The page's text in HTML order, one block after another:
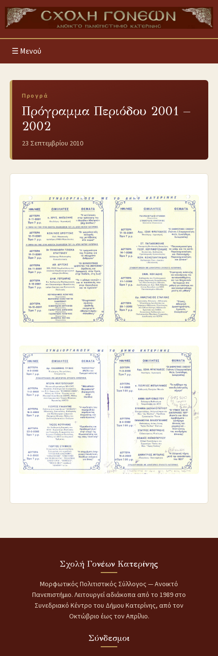
Μενού
Προγρά
Πρόγραμμα Περιόδου 2001 –
2002
23 Σεπτεμβρίου 2010
Σχολή Γονέων Κατερίνης
Μορφωτικός Πολιτιστικός Σύλλογος — Ανοικτό
Πανεπιστήμιο. Λειτουργεί αδιάκοπα από το 1989 στο
Συνεδριακό Κέντρο του Δήμου Κατερίνης, από τον
Οκτώβριο έως τον Απρίλιο.
Σύνδεσμοι